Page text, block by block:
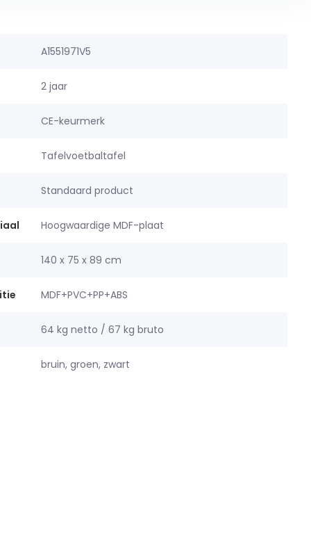
A1551971V5
2 jaar
CE-keurmerk
Tafelvoetbaltafel
Standaard product
Hoogwaardige MDF-plaat
140 x 75 x 89 cm
MDF+PVC+PP+ABS
64 kg netto / 67 kg bruto
bruin, groen, zwart